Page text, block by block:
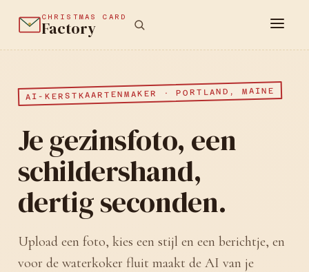
CHRISTMAS CARD
Factory
AI-KERSTKAARTENMAKER · PORTLAND, MAINE
Je gezinsfoto, een
schildershand,
dertig seconden.
Upload een foto, kies een stijl en een berichtje, en
voor de waterkoker fluit maakt de AI van je